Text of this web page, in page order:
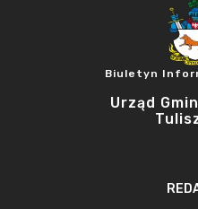
Biuletyn
Urząd